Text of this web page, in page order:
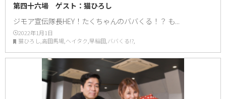
第四十六場 ゲスト：猫ひろし
ジモア宣伝隊長HEY！たくちゃんのババくる！？ も...
2022年1月1日
猫ひろし,高田馬場,ヘイタク,早稲田,ババくる!?,